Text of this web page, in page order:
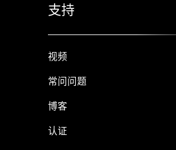
支持
视频
常问问题
博客
认证